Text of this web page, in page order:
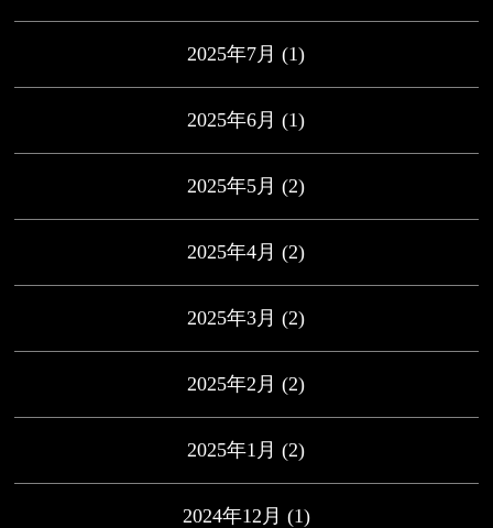
2025年7月 (1)
2025年6月 (1)
2025年5月 (2)
2025年4月 (2)
2025年3月 (2)
2025年2月 (2)
2025年1月 (2)
2024年12月 (1)